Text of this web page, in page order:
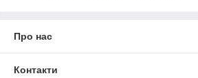
Про нас
Контакти